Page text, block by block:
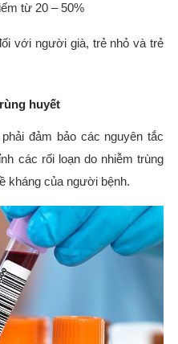
từ 20 – 50%
với người già, trẻ nhỏ và trẻ
huyết
đảm bảo các nguyên tắc
các rối loạn do nhiễm trùng
kháng của người bệnh.